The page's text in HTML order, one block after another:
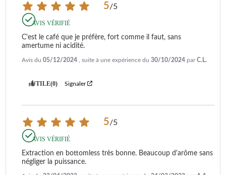
5/5
AVIS VÉRIFIÉ
C'est le café que je préfère, fort comme il faut, sans
amertume ni acidité.
Avis du 05/12/2024 , suite à une expérience du 30/10/2024 parC.L.
UTILE(0) Signaler
5/5
AVIS VÉRIFIÉ
Extraction en bottomless très bonne. Beaucoup d'arôme sans
négliger la puissance.